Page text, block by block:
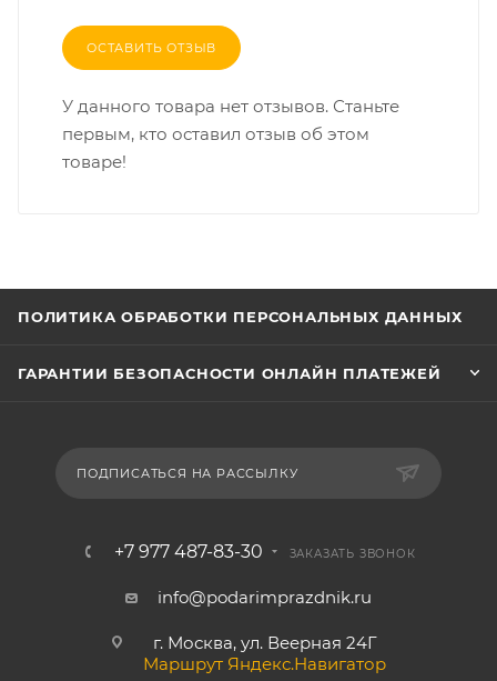
ОСТАВИТЬ ОТЗЫВ
У данного товара нет отзывов. Станьте
первым, кто оставил отзыв об этом
товаре!
ПОЛИТИКА ОБРАБОТКИ ПЕРСОНАЛЬНЫХ ДАННЫХ
ГАРАНТИИ БЕЗОПАСНОСТИ ОНЛАЙН ПЛАТЕЖЕЙ
ПОДПИСАТЬСЯ НА РАССЫЛКУ
+7 977 487-83-30 ЗАКАЗАТЬ ЗВОНОК
info@podarimprazdnik.ru
г. Москва, ул. Веерная 24Г
Маршрут Яндекс.Навигатор